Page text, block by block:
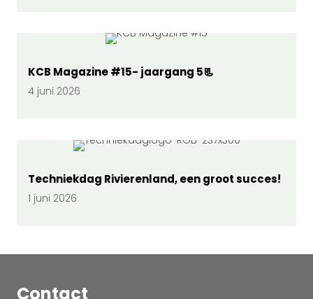
KCB Magazine #15- jaargang 5📃
4 juni 2026
Techniekdag Rivierenland, een groot succes!
1 juni 2026
Contact